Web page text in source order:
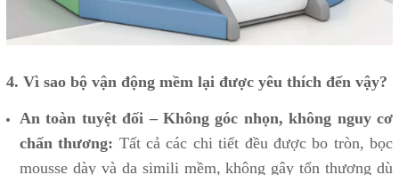
4. Vì sao bộ vận động mềm lại được yêu thích đến vậy?
An toàn tuyệt đối – Không góc nhọn, không nguy cơ
chấn thương: Tất cả các chi tiết đều được bo tròn, bọc
mousse dày và da simili mềm, không gây tổn thương dù